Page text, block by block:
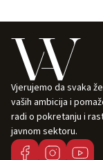
Vjerujemo da svaka
vaših ambicija i
radi o pokretanju i
javnom sektoru.